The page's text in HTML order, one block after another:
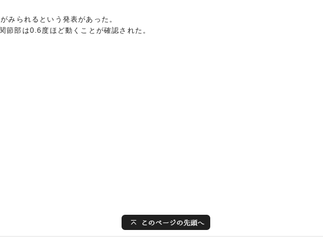
みられるという発表があった。
節部は0.6度ほど動くことが確認された。